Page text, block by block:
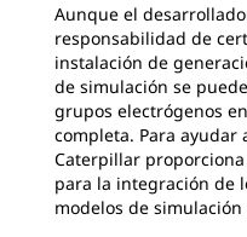
Aunque el
responsabilidad de
instalación de
de simulación se
grupos electrógenos
completa. Para ayudar
Caterpillar
para la integración de
modelos de